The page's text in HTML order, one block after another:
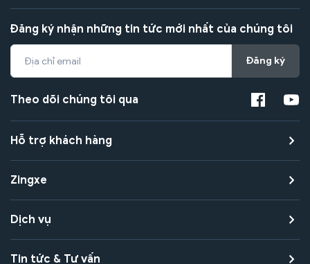
Đăng ký nhận những tin tức mới nhất của chúng tôi
Đăng ký
Theo dõi chúng tôi qua
Hỗ trợ khách hàng
Zingxe
Dịch vụ
Tin tức & Tư vấn